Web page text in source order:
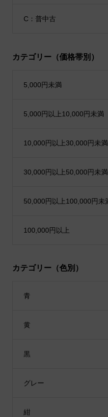
C：普中古
カテゴリー（価格帯別）
5,000円未満
5,000円以上10,000円未満
10,000円以上30,000円未満
30,000円以上50,000円未満
50,000円以上100,000円未
100,000円以上
カテゴリー（色別）
青
黄
黒
グレー
紺